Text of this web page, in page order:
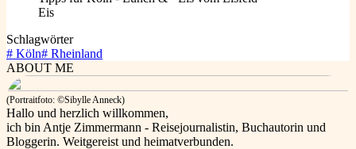
Schlagwörter
# Köln# Rheinland
ABOUT ME
(Portraitfoto: ©Sibylle Anneck)
Hallo und herzlich willkommen,
ich bin Antje Zimmermann - Reisejournalistin, Buchautorin und
Bloggerin. Weitgereist und heimatverbunden.